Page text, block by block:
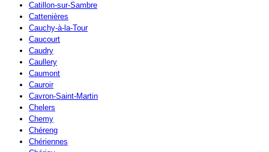
Catillon-sur-Sambre
Cattenières
Cauchy-à-la-Tour
Caucourt
Caudry
Caullery
Caumont
Cauroir
Cavron-Saint-Martin
Chelers
Chemy
Chéreng
Chériennes